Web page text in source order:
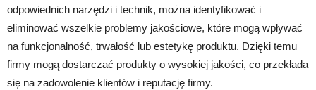
odpowiednich narzędzi i technik, można identyfikować i
eliminować wszelkie problemy jakościowe, które mogą wpływać
na funkcjonalność, trwałość lub estetykę produktu. Dzięki temu
firmy mogą dostarczać produkty o wysokiej jakości, co przekłada
się na zadowolenie klientów i reputację firmy.